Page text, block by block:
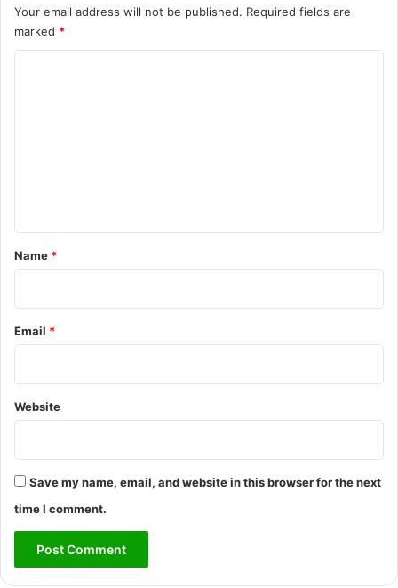
Your email address will not be published. Required fields are
marked *
*
Name *
Email *
Website
Save my name, email, and website in this browser for the next
time I comment.